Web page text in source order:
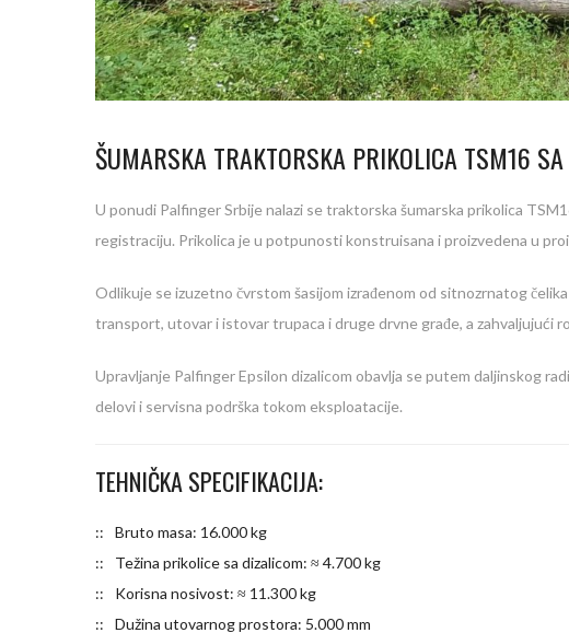
ŠUMARSKA TRAKTORSKA PRIKOLICA TSM16
U ponudi Palfinger Srbije nalazi se traktorska šumarska prikolica
registraciju. Prikolica je u potpunosti konstruisana i proizvedena u
Odlikuje se izuzetno čvrstom šasijom izrađenom od sitnozrnatog
transport, utovar i istovar trupaca i druge drvne građe, a zahvaljujući
Upravljanje Palfinger Epsilon dizalicom obavlja se putem daljinskog
delovi i servisna podrška tokom eksploatacije.
TEHNIČKA SPECIFIKACIJA:
Bruto masa: 16.000 kg
Težina prikolice sa dizalicom: ≈ 4.700 kg
Korisna nosivost: ≈ 11.300 kg
Dužina utovarnog prostora: 5.000 mm